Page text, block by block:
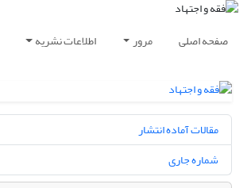
صفحه اصلی مرور اطلاعات نشریه
مقالات آماده انتشار
شماره جاری